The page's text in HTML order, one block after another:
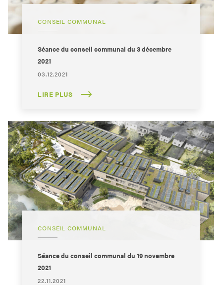
CONSEIL COMMUNAL
Séance du conseil communal du 3 décembre
2021
03.12.2021
LIRE PLUS
CONSEIL COMMUNAL
Séance du conseil communal du 19 novembre
2021
22.11.2021